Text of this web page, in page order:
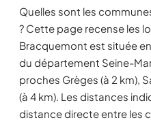
Quelles sont les
? Cette page recense les
Bracquemont est située
du département Seine-
proches Grèges (à 2 km),
(à 4 km). Les distances
distance directe entre les